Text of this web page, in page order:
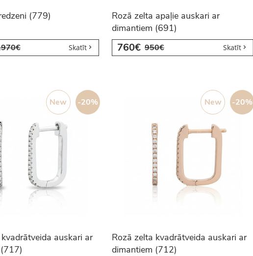
(779)
Skatīt
Rozā zelta apaļie auskari ar
dimantiem (691)
760€ 950€ Skatīt
-20%
New
auskari ar
-20%
New
Rozā zelta kvadrātveida auskari ar
dimantiem (712)